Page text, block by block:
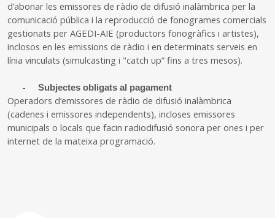
d’abonar les emissores de ràdio de difusió inalàmbrica per la
comunicació pública i la reproducció de fonogrames comercials
gestionats per AGEDI-AIE (productors fonogràfics i artistes),
inclosos en les emissions de ràdio i en determinats serveis en
línia vinculats (simulcasting i "catch up” fins a tres mesos).
- Subjectes obligats al pagament
Operadors d’emissores de ràdio de difusió inalàmbrica
(cadenes i emissores independents), incloses emissores
municipals o locals que facin radiodifusió sonora per ones i per
internet de la mateixa programació.